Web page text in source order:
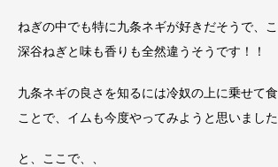
ねぎの中でも特に九条ネギが好きだそうで、
深谷ねぎと味も香りも全然違うそうです！！
九条ネギの良さを知るには冷奴の上に乗せて
ことで、イムも今度やってみようと思いまし
と、ここで、、